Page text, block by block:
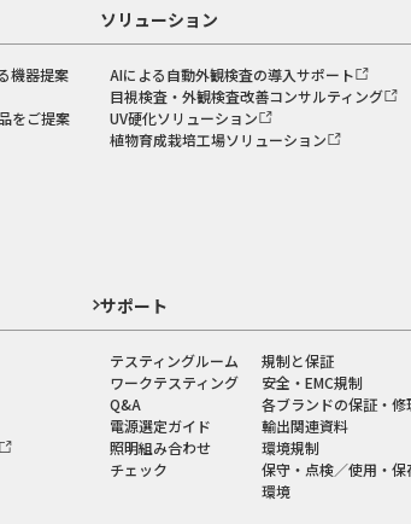
機器提案
をご提案
ソリューション
AIによる自動外観検査の導入サポート
目視検査・外観検査改善コンサルティング
UV硬化ソリューション
植物育成栽培工場ソリューション
サポート
テスティングルーム
ワークテスティング
Q&A
電源選定ガイド
照明組み合わせ
チェック
規制と保証
安全・EMC規制
各ブランドの保証・修
輸出関連資料
環境規制
保守・点検／使用・保
環境